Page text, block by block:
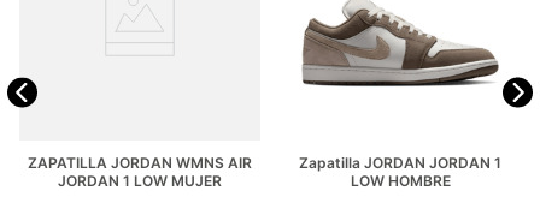
ZAPATILLA JORDAN WMNS AIR
JORDAN 1 LOW MUJER
Zapatilla JORDAN JORDAN 1
LOW HOMBRE